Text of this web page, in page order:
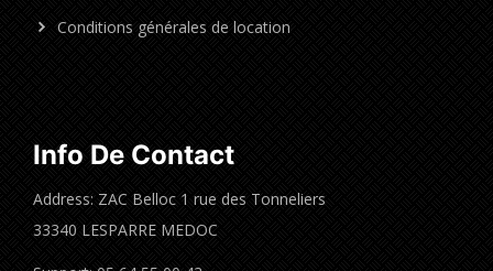
Conditions générales de location
Info De Contact
Address: ZAC Belloc 1 rue des Tonneliers
33340 LESPARRE MEDOC